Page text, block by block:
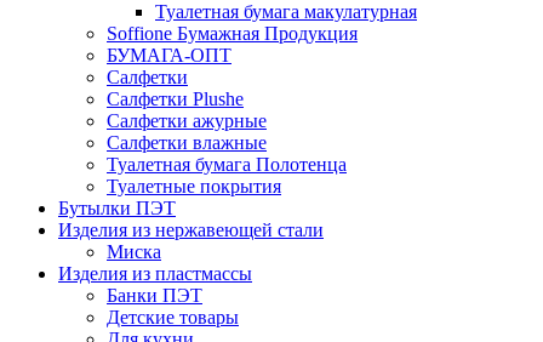
Туалетная бумага макулатурная
Soffione Бумажная Продукция
БУМАГА-ОПТ
Салфетки
Салфетки Plushe
Салфетки ажурные
Салфетки влажные
Туалетная бумага Полотенца
Туалетные покрытия
Бутылки ПЭТ
Изделия из нержавеющей стали
Миска
Изделия из пластмассы
Банки ПЭТ
Детские товары